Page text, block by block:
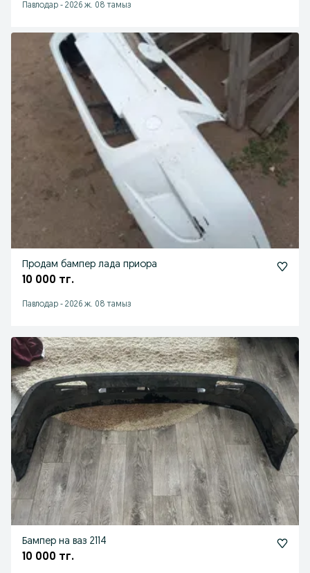
Павлодар - 2026 ж. 08 тамыз
Продам бампер лада приора
10 000 тг.
Павлодар - 2026 ж. 08 тамыз
Бампер на ваз 2114
10 000 тг.